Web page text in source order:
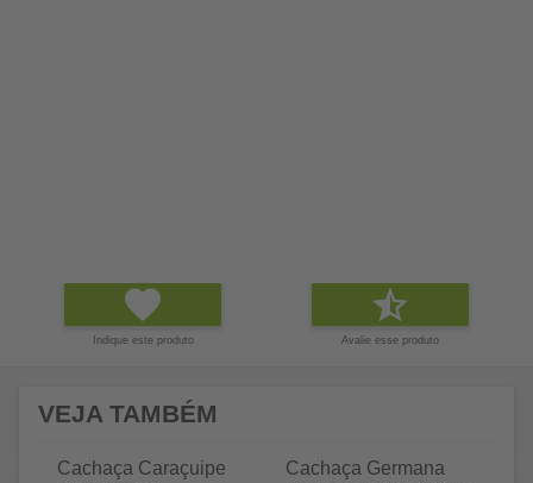
Indique este produto Avalie esse produto
VEJA TAMBÉM
Cachaça Caraçuipe
Cachaça Germana